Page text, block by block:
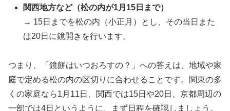
関西地方など（松の内が1月15日まで）
→ 15日までを松の内（小正月）とし、その当日また
は20日に鏡開きを行います。
つまり、「鏡餅はいつおろすの？」への答えは、 地域や家
庭で定める松の内の区切りに合わせる ことです。関東の多
くの家庭なら1月11日、関西では15日や20日、京都周辺の
一部では4日というように、まず日程を確認しましょう。